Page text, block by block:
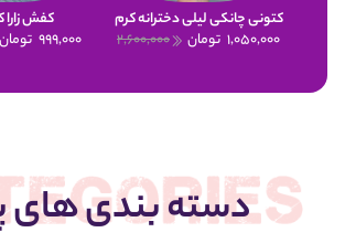
کتونی چانکی لیلی دخترانه کرم
1,050,000 تومان 2,600,000
کفش
999,000 تومان
دسته بندی های